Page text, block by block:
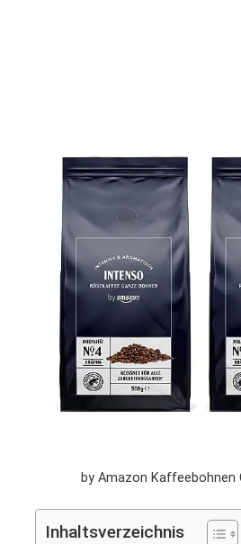
by Amazon
Inhaltsverzeichnis